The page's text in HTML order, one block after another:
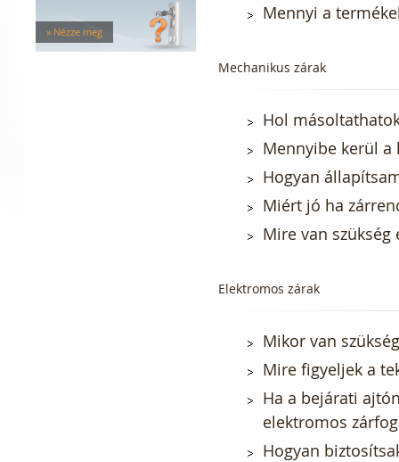
» Nézze meg
Mennyi a
Mechanikus zárak
Hol
Mennyibe kerül a
Hogyan
Miért jó ha
Mire van szükség
Elektromos zárak
Mikor van
Mire figyeljek a
Ha a bejárati
elektromos
Hogyan